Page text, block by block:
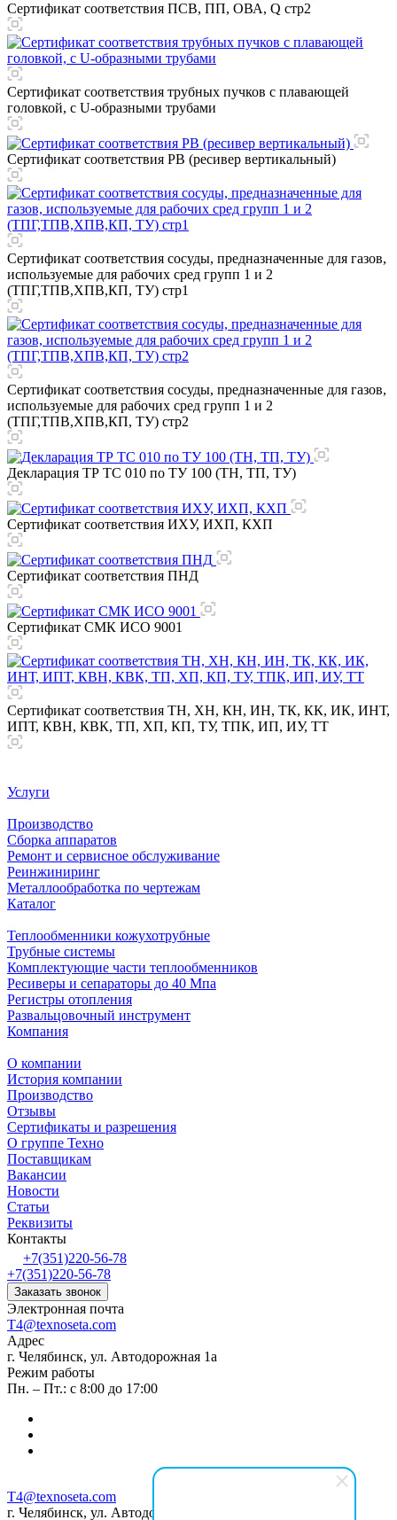
Сертификат соответствия ПСВ, ПП, ОВА, Q стр2
Сертификат соответствия трубных пучков с плавающей
головкой, с U-образными трубами
Сертификат соответствия РВ (ресивер вертикальный)
Сертификат соответствия сосуды, предназначенные для газов,
используемые для рабочих сред групп 1 и 2
(ТПГ,ТПВ,ХПВ,КП, ТУ) стр1
Сертификат соответствия сосуды, предназначенные для газов,
используемые для рабочих сред групп 1 и 2
(ТПГ,ТПВ,ХПВ,КП, ТУ) стр2
Декларация ТР ТС 010 по ТУ 100 (ТН, ТП, ТУ)
Сертификат соответствия ИХУ, ИХП, КХП
Сертификат соответствия ПНД
Сертификат СМК ИСО 9001
Сертификат соответствия ТН, ХН, КН, ИН, ТК, КК, ИК, ИНТ,
ИПТ, КВН, КВК, ТП, ХП, КП, ТУ, ТПК, ИП, ИУ, ТТ
Услуги
Производство
Сборка аппаратов
Ремонт и сервисное обслуживание
Реинжиниринг
Металлообработка по чертежам
Каталог
Теплообменники кожухотрубные
Трубные системы
Комплектующие части теплообменников
Ресиверы и сепараторы до 40 Мпа
Регистры отопления
Развальцовочный инструмент
Компания
О компании
История компании
Производство
Отзывы
Сертификаты и разрешения
О группе Техно
Поставщикам
Вакансии
Новости
Статьи
Реквизиты
Контакты
+7(351)220-56-78
+7(351)220-56-78
Заказать звонок
Электронная почта
T4@texnoseta.com
Адрес
г. Челябинск, ул. Автодорожная 1а
Режим работы
Пн. – Пт.: с 8:00 до 17:00
T4@texnoseta.com
г. Челябинск, ул. Автодорожная 1а